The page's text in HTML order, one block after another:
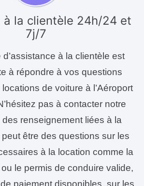
à la clientèle 24h/24 et
7j/7
à la clientèle est
à répondre à vos questions
de voiture à l’Aéroport
pas à contacter notre
renseignement liées à la
peut être des questions sur les
à la location comme la
ou le permis de conduire valide,
paiement disponibles, sur les